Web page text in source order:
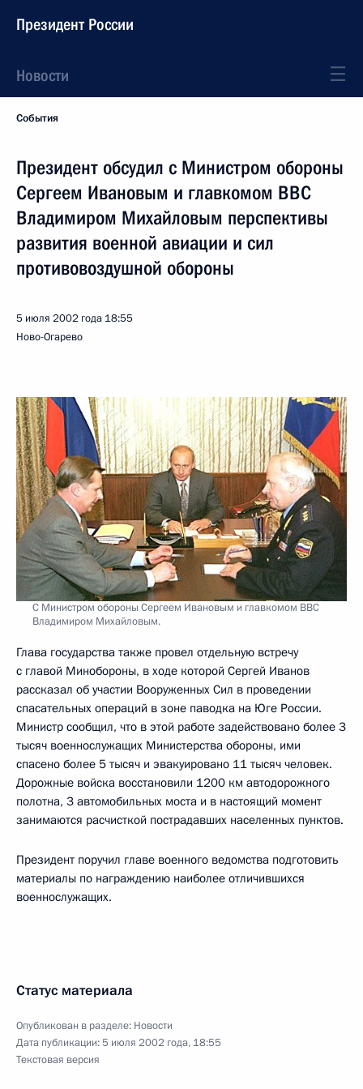
Президент России
Новости
События
Президент обсудил с Министром обороны
Сергеем Ивановым и главкомом ВВС
Владимиром Михайловым перспективы
развития военной авиации и сил
противовоздушной обороны
5 июля 2002 года 18:55
Ново-Огарево
С Министром обороны Сергеем Ивановым и главкомом ВВС
Владимиром Михайловым.
Глава государства также провел отдельную встречу
с главой Минобороны, в ходе которой Сергей Иванов
рассказал об участии Вооруженных Сил в проведении
спасательных операций в зоне паводка на Юге России.
Министр сообщил, что в этой работе задействовано более 3
тысяч военнослужащих Министерства обороны, ими
спасено более 5 тысяч и эвакуировано 11 тысяч человек.
Дорожные войска восстановили 1200 км автодорожного
полотна, 3 автомобильных моста и в настоящий момент
занимаются расчисткой пострадавших населенных пунктов.
Президент поручил главе военного ведомства подготовить
материалы по награждению наиболее отличившихся
военнослужащих.
Статус материала
Опубликован в разделе: Новости
Дата публикации:5 июля 2002 года, 18:55
Текстовая версия